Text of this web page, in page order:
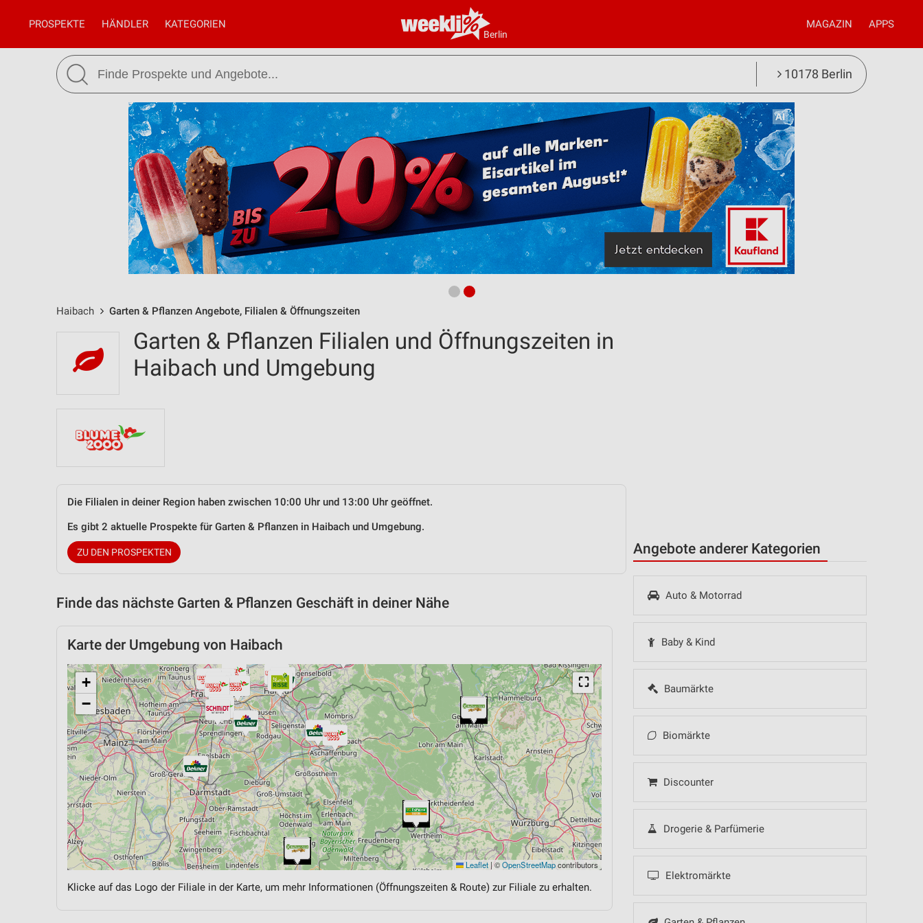
Berlin
PROSPEKTE HÄNDLER KATEGORIEN MAGAZIN APPS
10178 Berlin
Haibach Garten & Pflanzen Angebote, Filialen & Öffnungszeiten
Angebote anderer Kategorien
Auto & Motorrad
Baby & Kind
Baumärkte
Biomärkte
Discounter
Drogerie & Parfümerie
Elektromärkte
Garten & Pflanzen Filialen und Öffnungszeiten in
Haibach und Umgebung
Die Filialen in deiner Region haben zwischen 10:00 Uhr und 13:00 Uhr geöffnet.
Es gibt 2 aktuelle Prospekte für Garten & Pflanzen in Haibach und Umgebung.
ZU DEN PROSPEKTEN
Finde das nächste Garten & Pflanzen Geschäft in deiner Nähe
Karte der Umgebung von Haibach
⛶
+
−
Leaflet |©OpenStreetMapcontributors
Klicke auf das Logo der Filiale in der Karte, um mehr Informationen (Öffnungszeiten & Route) zur Filiale zu erhalten.